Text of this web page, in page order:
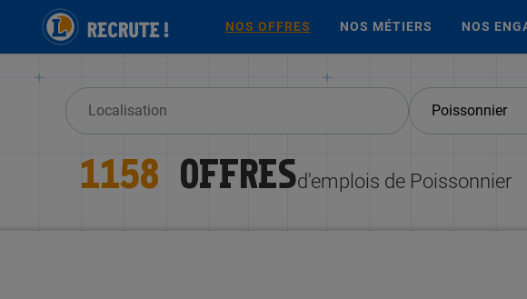
NOS OFFRES NOS MÉTIERS NOS
1158 OFFRESd'emplois de Poissonnier